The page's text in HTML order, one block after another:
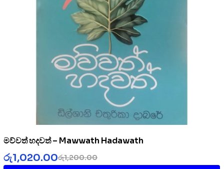
මව්වත් හදවත් – Mawwath Hadawath
රු1,200.00
රු1,020.00